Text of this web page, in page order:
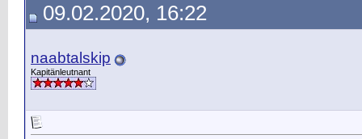
09.02.2020, 16:22
naabtalskip
Kapitänleutnant